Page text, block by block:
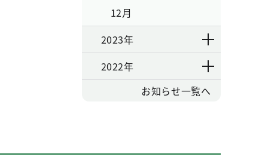
12月
2023年
2022年
お知らせ一覧へ